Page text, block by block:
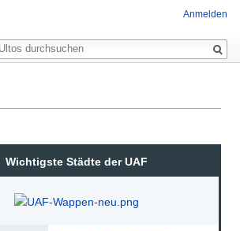
Wichtigste Städte der UAF
Anmelden